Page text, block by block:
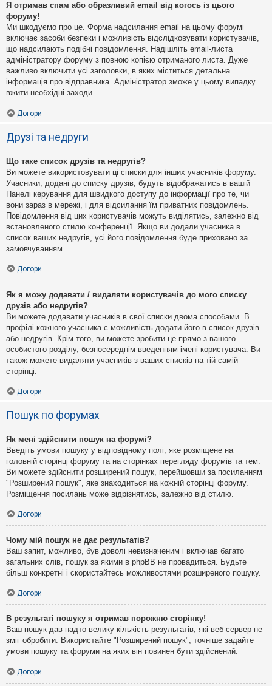
Я отримав спам або образливий email від когось із цього
форуму!
Ми шкодуємо про це. Форма надсилання email на цьому форумі
включає засоби безпеки і можливість відслідковувати користувачів,
що надсилають подібні повідомлення. Надішліть email-листа
адміністратору форуму з повною копією отриманого листа. Дуже
важливо включити усі заголовки, в яких міститься детальна
інформація про відправника. Адміністратор зможе у цьому випадку
вжити необхідні заходи.
Догори
Друзі та недруги
Що таке список друзів та недругів?
Ви можете використовувати ці списки для інших учасників форуму.
Учасники, додані до списку друзів, будуть відображатись в вашій
Панелі керування для швидкого доступу до інформації про те, чи
вони зараз в мережі, і для відсилання їм приватних повідомлень.
Повідомлення від цих користувачів можуть виділятись, залежно від
встановленого стилю конференції. Якщо ви додали учасника в
список ваших недругів, усі його повідомлення буде приховано за
замовчуванням.
Догори
Як я можу додавати / видаляти користувачів до мого списку
друзів або недругів?
Ви можете додавати учасників в свої списки двома способами. В
профілі кожного учасника є можливість додати його в список друзів
або недругів. Крім того, ви можете зробити це прямо з вашого
особистого розділу, безпосереднім введенням імені користувача. Ви
також можете видаляти учасників з ваших списків на тій самій
сторінці.
Догори
Пошук по форумах
Як мені здійснити пошук на форумі?
Введіть умови пошуку у відповідному полі, яке розміщене на
головній сторінці форуму та на сторінках перегляду форумів та тем.
Ви можете здійснити розширений пошук, перейшовши за посиланням
"Розширений пошук", яке знаходиться на кожній сторінці форуму.
Розміщення посилань може відрізнятись, залежно від стилю.
Догори
Чому мій пошук не дає результатів?
Ваш запит, можливо, був доволі невизначеним і включав багато
загальних слів, пошук за якими в phpBB не провадиться. Будьте
більш конкретні і скористайтесь можливостями розширеного пошуку.
Догори
В результаті пошуку я отримав порожню сторінку!
Ваш пошук дав надто велику кількість результатів, які веб-сервер не
зміг обробити. Використайте "Розширений пошук", точніше задайте
умови пошуку та форуми на яких він повинен бути здійснений.
Догори